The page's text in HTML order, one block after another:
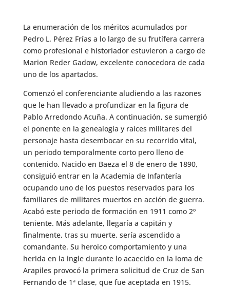
La enumeración de los méritos acumulados por
Pedro L. Pérez Frías a lo largo de su frutífera carrera
como profesional e historiador estuvieron a cargo de
Marion Reder Gadow, excelente conocedora de cada
uno de los apartados.
Comenzó el conferenciante aludiendo a las razones
que le han llevado a profundizar en la figura de
Pablo Arredondo Acuña. A continuación, se sumergió
el ponente en la genealogía y raíces militares del
personaje hasta desembocar en su recorrido vital,
un periodo temporalmente corto pero lleno de
contenido. Nacido en Baeza el 8 de enero de 1890,
consiguió entrar en la Academia de Infantería
ocupando uno de los puestos reservados para los
familiares de militares muertos en acción de guerra.
Acabó este periodo de formación en 1911 como 2º
teniente. Más adelante, llegaría a capitán y
finalmente, tras su muerte, sería ascendido a
comandante. Su heroico comportamiento y una
herida en la ingle durante lo acaecido en la loma de
Arapiles provocó la primera solicitud de Cruz de San
Fernando de 1ª clase, que fue aceptada en 1915.